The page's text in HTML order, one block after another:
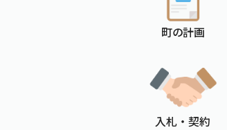
町の計画
入札 ・ 契約